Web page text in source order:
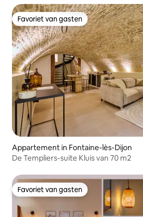
Favoriet van gasten
Favoriet van gasten
Appartement in Fontaine-lès-Dijon
De Templiers-suite Kluis van 70 m2
Favoriet van gasten
Favoriet van gasten